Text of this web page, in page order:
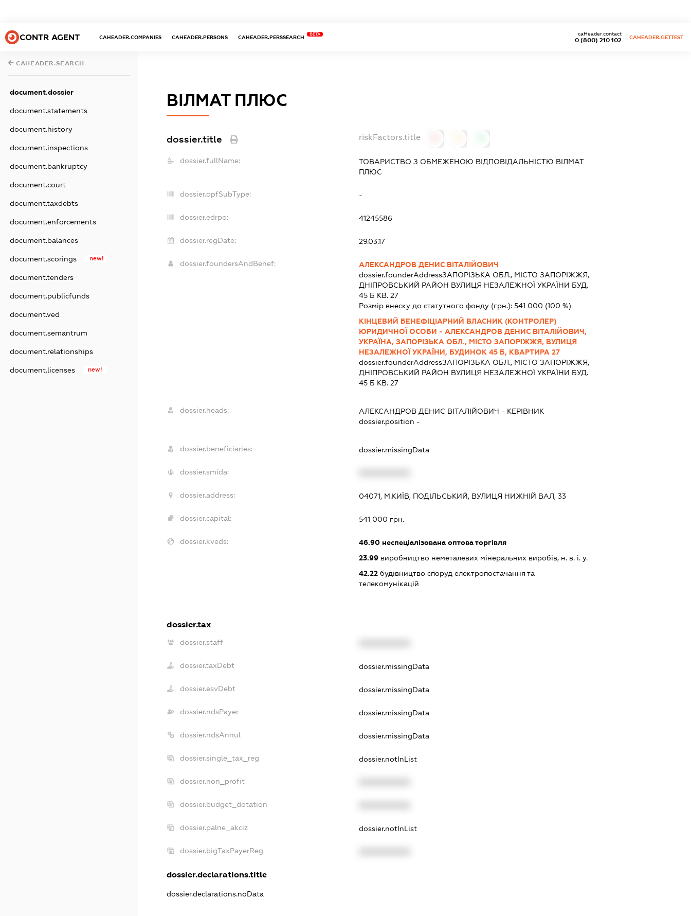
CONTR AGENT CAHEADER.COMPANIES CAHEADER.PERSONS CAHEADER.PERSSEARCH
BETA
0 (800) 210 102
caHeader.contact
CAHEADER.GETTEST
CAHEADER.SEARCH
document.dossier
document.statements
document.history
document.inspections
document.bankruptcy
document.court
document.taxdebts
document.enforcements
document.balances
document.scorings new!
document.tenders
document.publicfunds
document.ved
document.semantrum
document.relationships
document.licenses new!
ВІЛМАТ ПЛЮС
dossier.title riskFactors.title
dossier.fullName: ТОВАРИСТВО З ОБМЕЖЕНОЮ ВІДПОВІДАЛЬНІСТЮ ВІЛМАТ
ПЛЮС
dossier.opfSubType: -
dossier.edrpo: 41245586
dossier.regDate: 29.03.17
dossier.foundersAndBenef:
АЛЕКСАНДРОВ ДЕНИС ВІТАЛІЙОВИЧ
dossier.founderAddressЗАПОРІЗЬКА ОБЛ., МІСТО ЗАПОРІЖЖЯ,
ДНІПРОВСЬКИЙ РАЙОН ВУЛИЦЯ НЕЗАЛЕЖНОЇ УКРАЇНИ БУД.
45 Б КВ. 27
Розмір внеску до статутного фонду (грн.): 541 000 (100 %)
КІНЦЕВИЙ БЕНЕФІЦІАРНИЙ ВЛАСНИК (КОНТРОЛЕР)
ЮРИДИЧНОЇ ОСОБИ - АЛЕКСАНДРОВ ДЕНИС ВІТАЛІЙОВИЧ,
УКРАЇНА, ЗАПОРІЗЬКА ОБЛ., МІСТО ЗАПОРІЖЖЯ, ВУЛИЦЯ
НЕЗАЛЕЖНОЇ УКРАЇНИ, БУДИНОК 45 Б, КВАРТИРА 27
dossier.founderAddressЗАПОРІЗЬКА ОБЛ., МІСТО ЗАПОРІЖЖЯ,
ДНІПРОВСЬКИЙ РАЙОН ВУЛИЦЯ НЕЗАЛЕЖНОЇ УКРАЇНИ БУД.
45 Б КВ. 27
dossier.heads: АЛЕКСАНДРОВ ДЕНИС ВІТАЛІЙОВИЧ - КЕРІВНИК
dossier.position -
dossier.beneficiaries: dossier.missingData
dossier.smida:
dossier.address: 04071, М.КИЇВ, ПОДІЛЬСЬКИЙ, ВУЛИЦЯ НИЖНІЙ ВАЛ, 33
dossier.capital: 541 000 грн.
dossier.kveds: 46.90неспеціалізована оптова торгівля
23.99виробництво неметалевих мінеральних виробів, н. в. і. у.
42.22будівництво споруд електропостачання та
телекомунікацій
dossier.tax
dossier.staff
dossier.taxDebt dossier.missingData
dossier.esvDebt dossier.missingData
dossier.ndsPayer dossier.missingData
dossier.ndsAnnul dossier.missingData
dossier.single_tax_reg dossier.notInList
dossier.non_profit
dossier.budget_dotation
dossier.palne_akciz dossier.notInList
dossier.bigTaxPayerReg
dossier.declarations.title
dossier.declarations.noData